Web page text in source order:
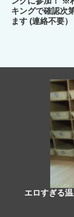
キングで確認次
ます (連絡不要）
エロすぎる